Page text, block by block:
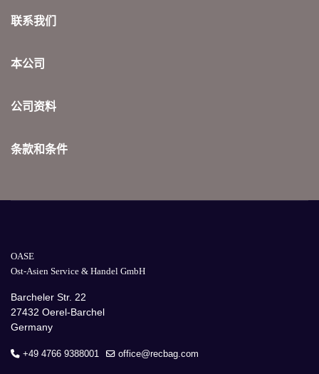
联系我们
本公司
公司资料
条款和条件
OASE
Ost-Asien Service & Handel GmbH
Barcheler Str. 22
27432 Oerel-Barchel
Germany
+49 4766 9388001 office@recbag.com